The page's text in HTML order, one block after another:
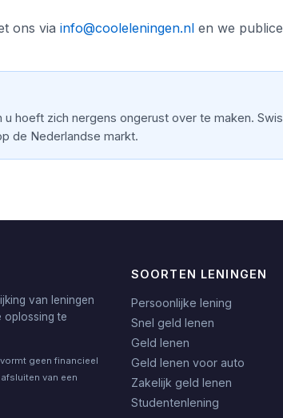
ons via info@cooleleningen.nl en we
u hoeft zich nergens ongerust over te maken.
de Nederlandse markt.
van leningen
oplossing te
geen financieel
van een
SOORTEN LENINGEN
Persoonlijke lening
Snel geld lenen
Geld lenen
Geld lenen voor auto
Zakelijk geld lenen
Studentenlening